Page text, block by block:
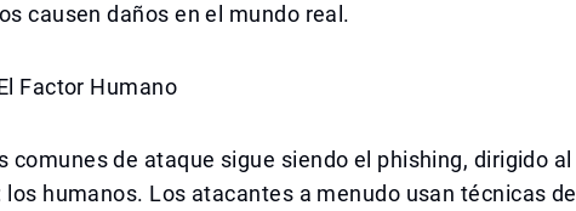
causen daños en el mundo real.
Factor Humano
comunes de ataque sigue siendo el phishing, dirigido al
humanos. Los atacantes a menudo usan técnicas de